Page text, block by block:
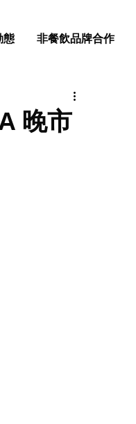
態 非餐飲品牌合作
晚市